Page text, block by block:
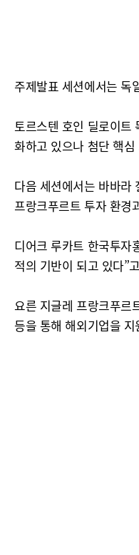
주제발표 세션에서는 독
토르스텐 호인 딜로이트
화하고 있으나 첨단 핵
다음 세션에서는 바바라
프랑크푸르트 투자 환경
디어크 루카트 한국투자
적의 기반이 되고 있다”
요른 지글레 프랑크푸르
등을 통해 해외기업을